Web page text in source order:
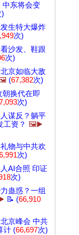
中东将会变
)
生特大爆炸
次)
沙发、鞋跟
次)
京如临大敌
(67,382次)
朝换代在即
次)
谋反？躺平
工资？ 🖼️▶️
物与中共欢
次)
AI合照 印证
次)
蛊惑？一组
📝 (66,910
京峰会 中共
计 (66,697次)